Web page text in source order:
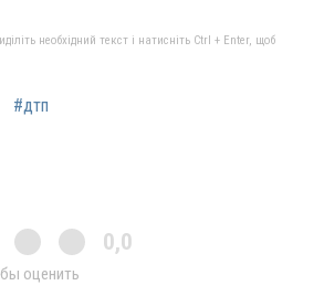
необхідний текст і натисніть Ctrl + Enter, щоб
#дтп
0,0
оценить